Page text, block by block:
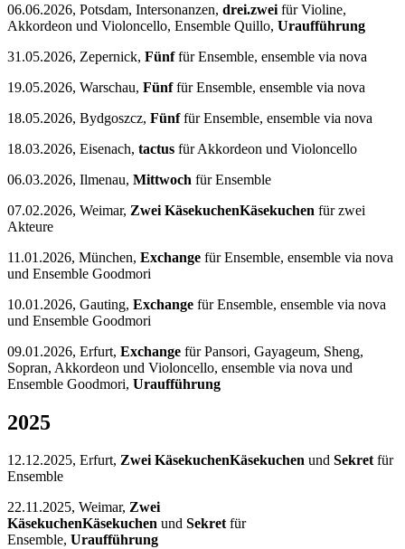
06.06.2026, Potsdam, Intersonanzen, drei.zwei für Violine,
Akkordeon und Violoncello, Ensemble Quillo, Uraufführung
31.05.2026, Zepernick, Fünffür Ensemble, ensemble via nova
19.05.2026, Warschau, Fünffür Ensemble, ensemble via nova
18.05.2026, Bydgoszcz, Fünffür Ensemble, ensemble via nova
18.03.2026, Eisenach, tactus für Akkordeon und Violoncello
06.03.2026, Ilmenau, Mittwoch für Ensemble
07.02.2026, Weimar, Zwei KäsekuchenKäsekuchen für zwei
Akteure
11.01.2026, München, Exchange für Ensemble, ensemble via nova
und Ensemble Goodmori
10.01.2026, Gauting, Exchange für Ensemble, ensemble via nova
und Ensemble Goodmori
09.01.2026, Erfurt, Exchange für Pansori, Gayageum, Sheng,
Sopran, Akkordeon und Violoncello, ensemble via nova und
Ensemble Goodmori, Uraufführung
2025
12.12.2025, Erfurt, Zwei KäsekuchenKäsekuchen und Sekretfür
Ensemble
22.11.2025, Weimar, Zwei
KäsekuchenKäsekuchen und Sekretfür
Ensemble, Uraufführung